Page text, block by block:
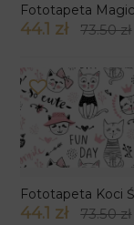
44.1 zł 73.50 zł
44.1 zł 73.50 zł